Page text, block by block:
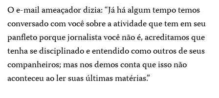
O e-mail ameaçador dizia: “Já há algum tempo temos
conversado com você sobre a atividade que tem em seu
panfleto porque jornalista você não é, acreditamos que
tenha se disciplinado e entendido como outros de seus
companheiros; mas nos demos conta que isso não
aconteceu ao ler suas últimas matérias.”